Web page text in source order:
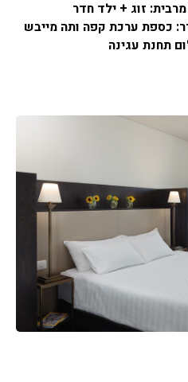
זוג + ילד חדר
כספת ערכת קפה ותה מייבש
תחנת עגינה